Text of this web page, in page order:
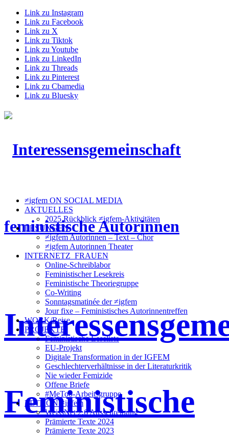
Link zu Instagram
Link zu Facebook
Link zu X
Link zu Tiktok
Link zu Youtube
Link zu LinkedIn
Link zu Threads
Link zu Pinterest
Link zu Cbamedia
Link zu Bluesky
Feministische
≠igfem ON SOCIAL MEDIA
AKTUELLES
2025 Rückblick ≠igfem-Aktivitäten
LESUNGEN
≠igfem Autorinnen – Text – Chor
≠igfem Autorinnen Theater
INTERNETZ_FRAUEN
Online-Schreiblabor
Feministischer Lesekreis
Feministische Theoriegruppe
Co-Writing
Sonntagsmatinée der ≠igfem
Jour fixe – Feministisches Autorinnentreffen
WORK/Reise
PROJEKTE
Feministische Leseliste
EU-Projekt
Digitale Transformation in der IGFEM
Geschlechterverhältnisse in der Literaturkritik
Nie wieder Femizide
Offene Briefe
#MeToo-Arbeitsgruppe
EDITION ≠igfem
WeissNet 2.6 Ausschreibung
Prämierte Texte 2024
Prämierte Texte 2023